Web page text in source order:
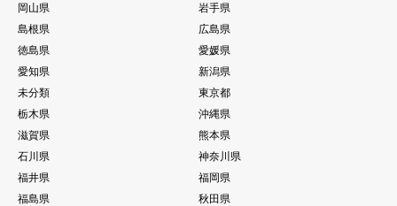
岡山県
岩手県
島根県
広島県
徳島県
愛媛県
愛知県
新潟県
未分類
東京都
栃木県
沖縄県
滋賀県
熊本県
石川県
神奈川県
福井県
福岡県
福島県
秋田県